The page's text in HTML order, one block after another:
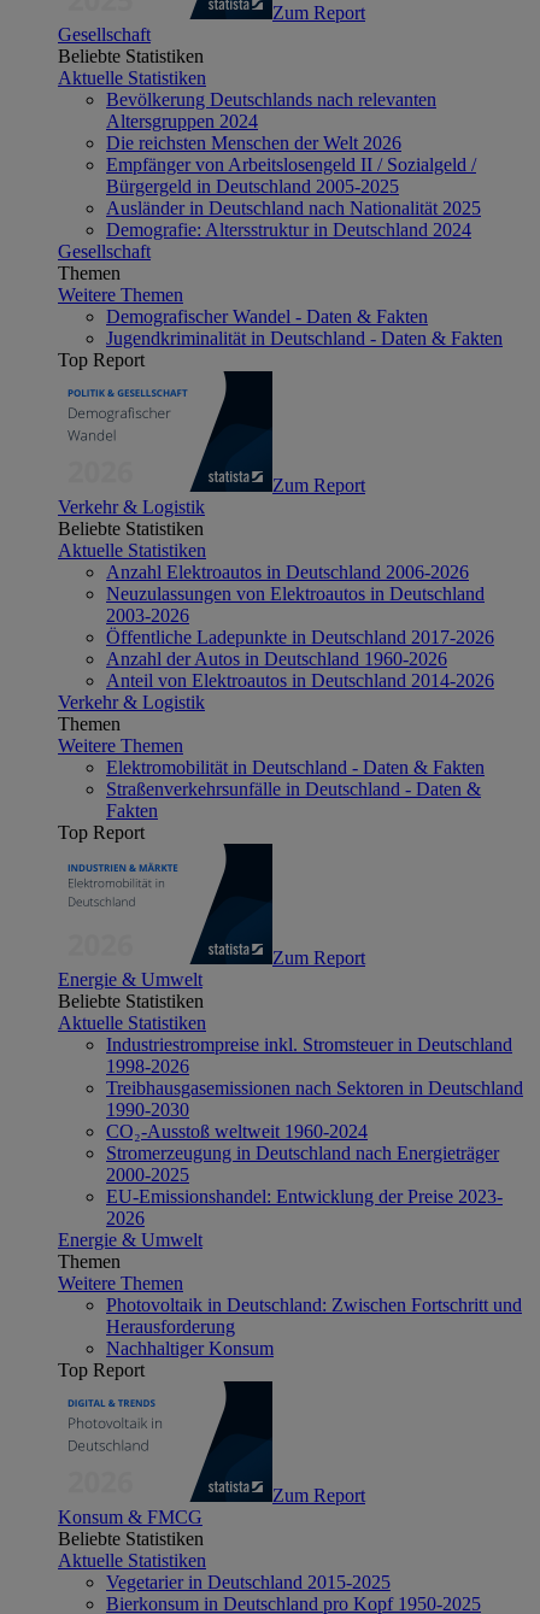
Zum Report
Gesellschaft
Beliebte Statistiken
Aktuelle Statistiken
Bevölkerung Deutschlands nach relevanten
Altersgruppen 2024
Die reichsten Menschen der Welt 2026
Empfänger von Arbeitslosengeld II / Sozialgeld /
Bürgergeld in Deutschland 2005-2025
Ausländer in Deutschland nach Nationalität 2025
Demografie: Altersstruktur in Deutschland 2024
Gesellschaft
Themen
Weitere Themen
Demografischer Wandel - Daten & Fakten
Jugendkriminalität in Deutschland - Daten & Fakten
Top Report
Zum Report
Verkehr & Logistik
Beliebte Statistiken
Aktuelle Statistiken
Anzahl Elektroautos in Deutschland 2006-2026
Neuzulassungen von Elektroautos in Deutschland
2003-2026
Öffentliche Ladepunkte in Deutschland 2017-2026
Anzahl der Autos in Deutschland 1960-2026
Anteil von Elektroautos in Deutschland 2014-2026
Verkehr & Logistik
Themen
Weitere Themen
Elektromobilität in Deutschland - Daten & Fakten
Straßenverkehrsunfälle in Deutschland - Daten &
Fakten
Top Report
Zum Report
Energie & Umwelt
Beliebte Statistiken
Aktuelle Statistiken
Industriestrompreise inkl. Stromsteuer in Deutschland
1998-2026
Treibhausgasemissionen nach Sektoren in Deutschland
1990-2030
CO₂-Ausstoß weltweit 1960-2024
Stromerzeugung in Deutschland nach Energieträger
2000-2025
EU-Emissionshandel: Entwicklung der Preise 2023-
2026
Energie & Umwelt
Themen
Weitere Themen
Photovoltaik in Deutschland: Zwischen Fortschritt und
Herausforderung
Nachhaltiger Konsum
Top Report
Zum Report
Konsum & FMCG
Beliebte Statistiken
Aktuelle Statistiken
Vegetarier in Deutschland 2015-2025
Bierkonsum in Deutschland pro Kopf 1950-2025